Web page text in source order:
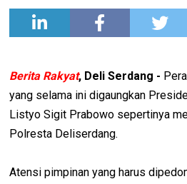
Berita Rakyat, Deli Serdang -
yang selama ini digaungkan
Listyo Sigit Prabowo sepertinya
Polresta Deliserdang.
Atensi pimpinan yang harus